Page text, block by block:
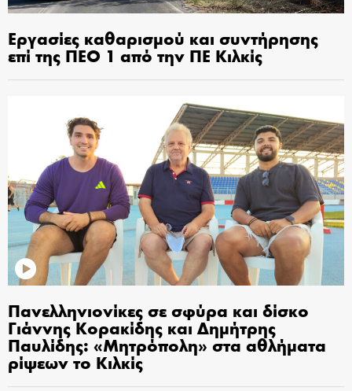
Εργασίες καθαρισμού και συντήρησης
επί της ΠΕΟ 1 από την ΠΕ Κιλκίς
Πανελληνιονίκες σε σφύρα και δίσκο
Γιάννης Κορακίδης και Δημήτρης
Παυλίδης: «Μητρόπολη» στα αθλήματα
ρίψεων το Κιλκίς